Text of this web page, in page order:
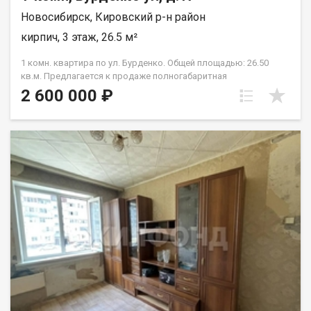
Новосибирск, Кировский р-н район
кирпич, 3 этаж, 26.5 м²
1 комн. квартира по ул. Бурденко. Общей площадью: 26.50
кв.м. Предлагается к продаже полногабаритная
однокомнатная квартира на комфортном третьем этаже
четырехэтажного дома. Общая площадь квартиры
создать уютное и комфортное пространство для жизни.
Квартира имеет одну комнату, которая может быть
использована как спальня, гостиная или кабинет в
зависимости от ваших потребностей. Большое окно в
комнате обеспечивает естественный свет и прекрасный вид
на окружающую инфраструктуру. Район, в котором
расположена квартира, имеет развитую инфраструктуру. В
шаговой доступности находятся магазины, супермаркеты,
аптеки, банки, кафе и рестораны. Также в нескольких минутах
ходьбы есть детские сады и школы, что делает эту квартиру
идеальным вариантом для семей с детьми. Для любителей
активного образа жизни в непосредственной близости от
дома расположены парки и скверы, где можно насладиться
прогулками на свежем воздухе. А благодаря удобному
2 600 000 ₽